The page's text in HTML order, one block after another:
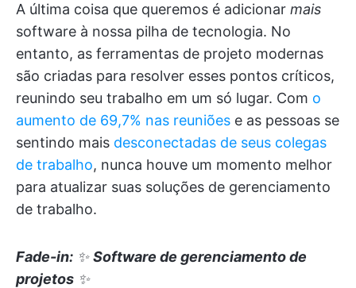
A última coisa que queremos é adicionar mais
software à nossa pilha de tecnologia. No
entanto, as ferramentas de projeto modernas
são criadas para resolver esses pontos críticos,
reunindo seu trabalho em um só lugar. Com o
aumento de 69,7% nas reuniões e as pessoas se
sentindo mais desconectadas de seus colegas
de trabalho, nunca houve um momento melhor
para atualizar suas soluções de gerenciamento
de trabalho.
Fade-in: ✨Software de gerenciamento de
projetos ✨